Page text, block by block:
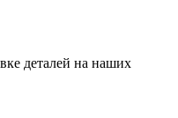
деталей на наших